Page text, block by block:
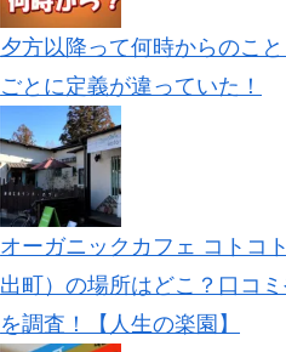
夕方以降って何時からのこ
ごとに定義が違っていた！
オーガニックカフェ コトコ
出町）の場所はどこ？口コミ
を調査！【人生の楽園】